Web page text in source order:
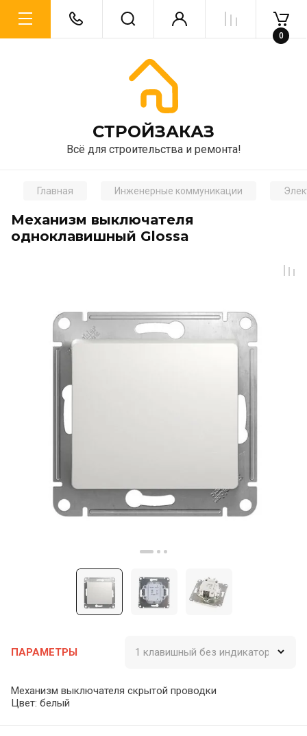
CТРОЙЗАКАЗ
Всё для строительства и ремонта!
0
Главная Инженерные коммуникации
Механизм выключателя
одноклавишный Glossa
ПАРАМЕТРЫ
Механизм выключателя скрытой проводки
Цвет: белый